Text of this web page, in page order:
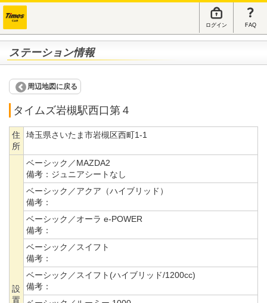
ログイン FAQ
ステーション情報
周辺地図に戻る
タイムズ岩槻駅西口第４
住
所
埼玉県さいたま市岩槻区西町1-1
設
置
ベーシック／MAZDA2
備考： ジュニアシートなし
ベーシック／アクア（ハイブリッド）
備考：
ベーシック／オーラ e-POWER
備考：
ベーシック／スイフト
備考：
ベーシック／スイフト(ハイブリッド/1200cc)
備考：